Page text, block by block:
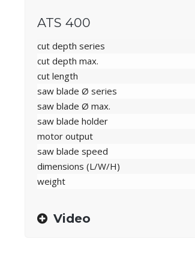
ATS 400
cut depth series
cut depth max.
cut length
saw blade Ø series
saw blade Ø max.
saw blade holder
motor output
saw blade speed
dimensions (L/W/H)
weight
Video